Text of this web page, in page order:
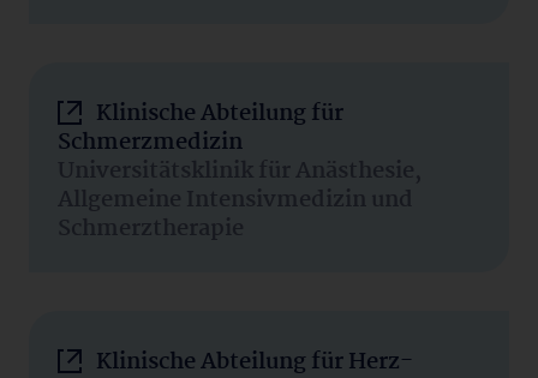
Klinische Abteilung für
Schmerzmedizin
Universitätsklinik für Anästhesie,
Allgemeine Intensivmedizin und
Schmerztherapie
Klinische Abteilung für Herz-